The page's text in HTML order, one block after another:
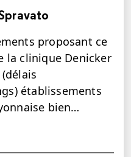
proposant ce
la clinique Denicker
établissements
bien…